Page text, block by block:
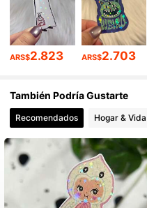
4,90 9.7K Seguidores
4,90 9.7K Seguidores
4,90 9.7K Seguidores
ARS$2.823 ARS$2.703
También Podría Gustarte
Recomendados Hogar & Vida